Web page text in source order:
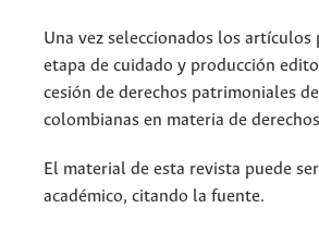
Una vez seleccionados los
etapa de cuidado y producción
cesión de derechos patrimoniales
colombianas en materia de
El material de esta revista puede
académico, citando la fuente.